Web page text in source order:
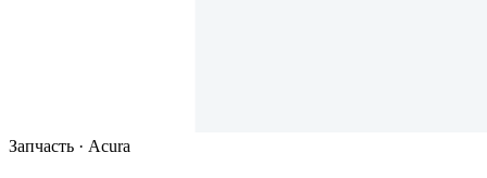
Запчасть · Acura